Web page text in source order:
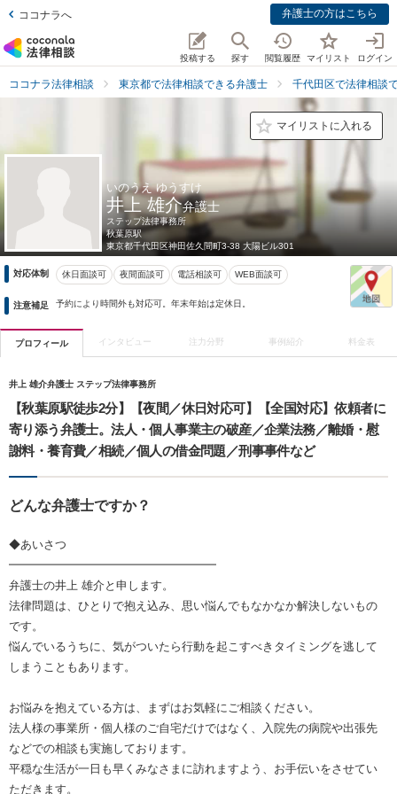
ココナラへ 弁護士の方はこちら
投稿する 探す 閲覧履歴 マイリスト ログイン
ココナラ法律相談 東京都で法律相談できる弁護士 千代田区で法律相談
マイリストに入れる
いのうえ ゆうすけ
井上 雄介弁護士
ステップ法律事務所
秋葉原駅
東京都千代田区神田佐久間町3-38 大陽ビル301
対応体制 休日面談可 夜間面談可 電話相談可 WEB面談可
注意補足 予約により時間外も対応可。年末年始は定休日。
プロフィール インタビュー 注力分野 事例紹介 料金表
井上 雄介弁護士 ステップ法律事務所
【秋葉原駅徒歩2分】【夜間／休日対応可】【全国対応】依頼者に
寄り添う弁護士。法人・個人事業主の破産／企業法務／離婚・慰
謝料・養育費／相続／個人の借金問題／刑事事件など
どんな弁護士ですか？
◆あいさつ
━━━━━━━━━━━━━━━━━━
弁護士の井上 雄介と申します。
法律問題は、ひとりで抱え込み、思い悩んでもなかなか解決しないもの
です。
悩んでいるうちに、気がついたら行動を起こすべきタイミングを逃して
しまうこともあります。
お悩みを抱えている方は、まずはお気軽にご相談ください。
法人様の事業所・個人様のご自宅だけではなく、入院先の病院や出張先
などでの相談も実施しております。
平穏な生活が一日も早くみなさまに訪れますよう、お手伝いをさせてい
ただきます。